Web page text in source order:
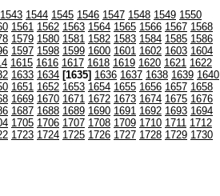
1543 1544 1545 1546 1547 1548 1549 1550
1561 1562 1563 1564 1565 1566 1567 1568
1579 1580 1581 1582 1583 1584 1585 1586
1597 1598 1599 1600 1601 1602 1603 1604
1615 1616 1617 1618 1619 1620 1621 1622
1633 1634 [1635] 1636 1637 1638 1639 1640
1651 1652 1653 1654 1655 1656 1657 1658
1669 1670 1671 1672 1673 1674 1675 1676
1687 1688 1689 1690 1691 1692 1693 1694
1705 1706 1707 1708 1709 1710 1711 1712
1723 1724 1725 1726 1727 1728 1729 1730